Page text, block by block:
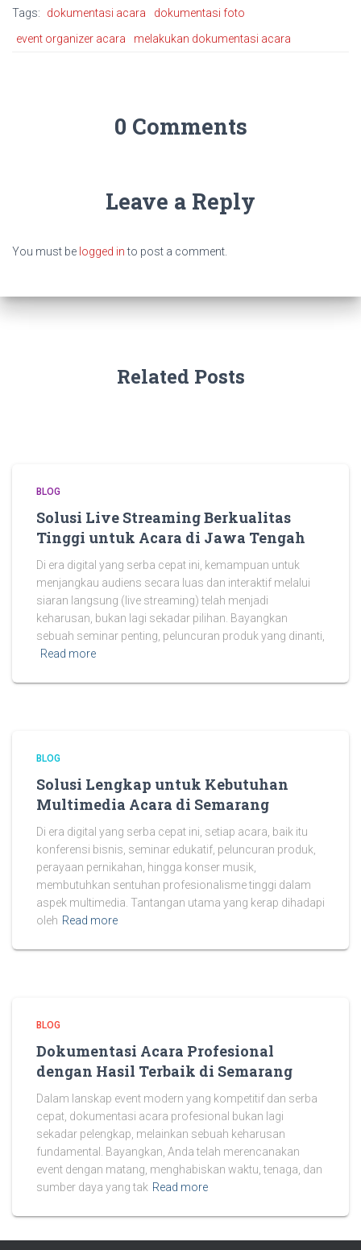
Tags: dokumentasi acara
dokumentasi foto
event organizer acara
melakukan dokumentasi acara
0 Comments
Leave a Reply
You must be logged into post a comment.
Related Posts
BLOG
Solusi Live Streaming Berkualitas
Tinggi untuk Acara di Jawa Tengah
Di era digital yang serba cepat ini, kemampuan untuk
menjangkau audiens secara luas dan interaktif melalui
siaran langsung (live streaming) telah menjadi
keharusan, bukan lagi sekadar pilihan. Bayangkan
sebuah seminar penting, peluncuran produk yang dinanti,
Read more
BLOG
Solusi Lengkap untuk Kebutuhan
Multimedia Acara di Semarang
Di era digital yang serba cepat ini, setiap acara, baik itu
konferensi bisnis, seminar edukatif, peluncuran produk,
perayaan pernikahan, hingga konser musik,
membutuhkan sentuhan profesionalisme tinggi dalam
aspek multimedia. Tantangan utama yang kerap dihadapi
oleh Read more
BLOG
Dokumentasi Acara Profesional
dengan Hasil Terbaik di Semarang
Dalam lanskap event modern yang kompetitif dan serba
cepat, dokumentasi acara profesional bukan lagi
sekadar pelengkap, melainkan sebuah keharusan
fundamental. Bayangkan, Anda telah merencanakan
event dengan matang, menghabiskan waktu, tenaga, dan
sumber daya yang tak Read more